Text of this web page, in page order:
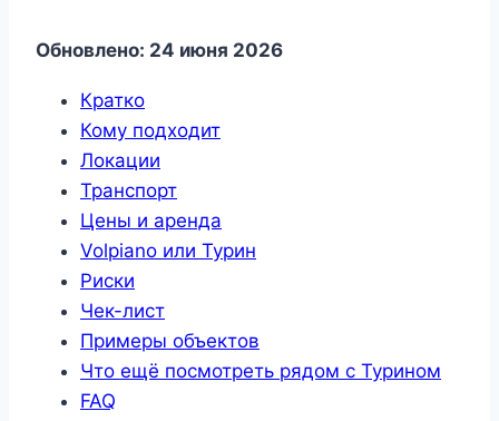
Обновлено: 24 июня 2026
Кратко
Кому подходит
Локации
Транспорт
Цены и аренда
Volpiano или Турин
Риски
Чек-лист
Примеры объектов
Что ещё посмотреть рядом с Турином
FAQ